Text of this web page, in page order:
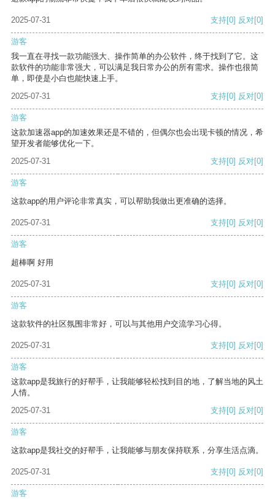
2025-07-31 支持[0] 反对[0]
游客
我一直在寻找一款功能强大、操作简单的办公软件，终于找到了它。这
款软件的功能非常强大，可以满足我日常办公的所有需求。操作也很简
单，即使是小白也能快速上手。
2025-07-31
支持[0] 反对[0]
游客
这款加速器app的加速效果还是不错的，但偶尔也会出现卡顿的情况，希
望开发者能够优化一下。
2025-07-31
支持[0] 反对[0]
游客
这款app的用户评论非常真实，可以帮助我做出更准确的选择。
2025-07-31 支持[0] 反对[0]
游客
超棒啊 好用
2025-07-31 支持[0] 反对[0]
游客
这款软件的社区氛围非常好，可以与其他用户交流学习心得。
2025-07-31 支持[0] 反对[0]
游客
这款app是我旅行的好帮手，让我能够轻松找到目的地，了解当地的风土
人情。
2025-07-31
支持[0] 反对[0]
游客
这款app是我社交的好帮手，让我能够与朋友保持联系，分享生活点滴。
2025-07-31 支持[0] 反对[0]
游客